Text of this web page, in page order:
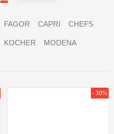
FAGOR CAPRI CHEFS
KOCHER MODENA
- 30%